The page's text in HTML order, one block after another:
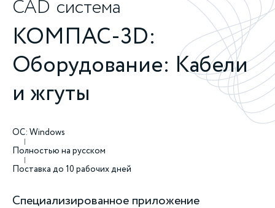
CAD система
КОМПАС-3D:
Оборудование: Кабели
и жгуты
ОС: Windows
Полностью на русском
Поставка до 10 рабочих дней
Специализированное приложение